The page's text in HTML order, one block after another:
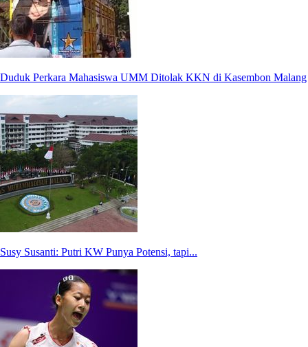
Duduk Perkara Mahasiswa UMM Ditolak KKN di Kasembon Malang
Susy Susanti: Putri KW Punya Potensi, tapi...